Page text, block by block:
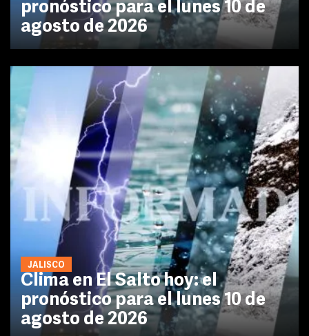
pronóstico para el lunes 10 de
agosto de 2026
JALISCO
Clima en El Salto hoy: el
pronóstico para el lunes 10 de
agosto de 2026